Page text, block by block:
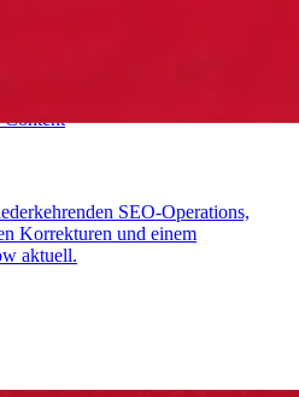
Content
SEO-Operations,
Korrekturen und einem
aktuell.